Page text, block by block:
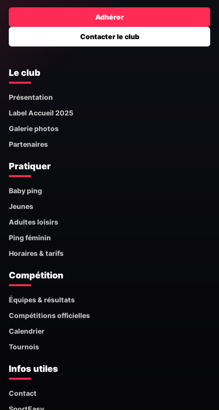
Adhérer
Contacter le club
Le club
Présentation
Label Accueil 2025
Galerie photos
Partenaires
Pratiquer
Baby ping
Jeunes
Adultes loisirs
Ping féminin
Horaires & tarifs
Compétition
Équipes & résultats
Compétitions officielles
Calendrier
Tournois
Infos utiles
Contact